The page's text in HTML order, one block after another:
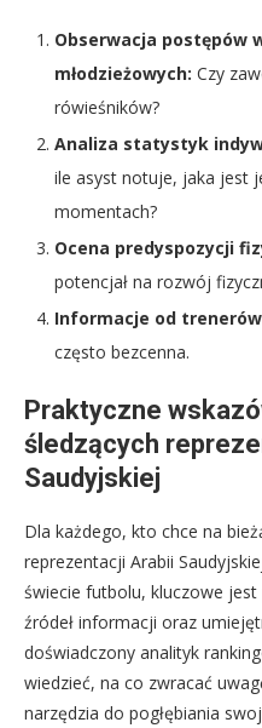
Obserwacja postępów
młodzieżowych: Czy
rówieśników?
Analiza statystyk
ile asyst notuje, jaka jest
momentach?
Ocena predyspozycji
potencjał na rozwój
Informacje od
często bezcenna.
Praktyczne
śledzących
Saudyjskiej
Dla każdego, kto chce na
reprezentacji Arabii
świecie futbolu, kluczowe
źródeł informacji oraz
doświadczony analityk
wiedzieć, na co zwracać
narzędzia do pogłębiania